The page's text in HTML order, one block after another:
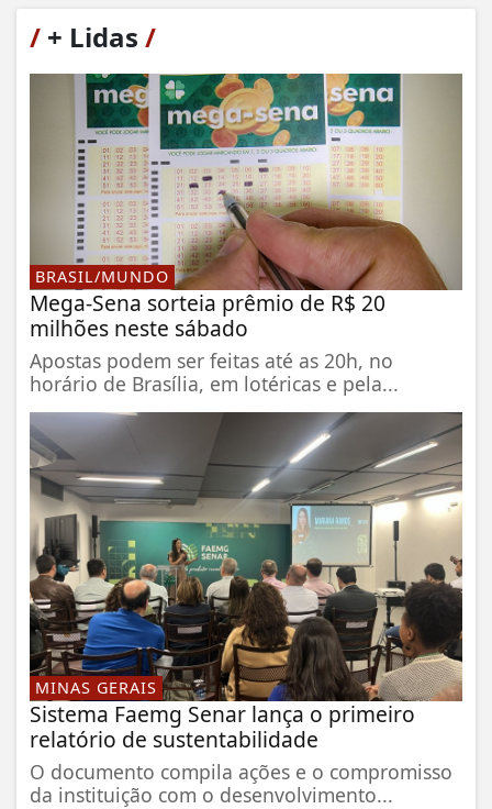
/ + Lidas /
BRASIL/MUNDO
Mega-Sena sorteia prêmio de R$ 20
milhões neste sábado
Apostas podem ser feitas até as 20h, no
horário de Brasília, em lotéricas e pela...
MINAS GERAIS
Sistema Faemg Senar lança o primeiro
relatório de sustentabilidade
O documento compila ações e o compromisso
da instituição com o desenvolvimento...